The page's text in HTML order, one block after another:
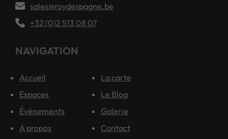
sales@roydespagne.be
+32 (0)2 513 08 07
NAVIGATION
Accueil
Espaces
Événements
À propos
La carte
Le Blog
Galerie
Contact